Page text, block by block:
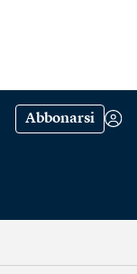
Abbonarsi